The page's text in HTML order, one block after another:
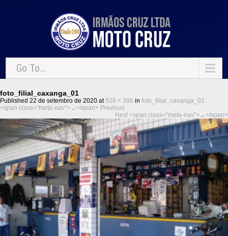
Go To...
foto_filial_caxanga_01
Published 22 de setembro de 2020 at528 × 396 in foto_filial_caxanga_01
<span class="meta-nav">←</span> Previous
Next <span class="meta-nav">→</span>